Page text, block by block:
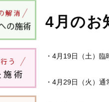
4月のお
・4月19日（土）臨
・4月29日（火）通